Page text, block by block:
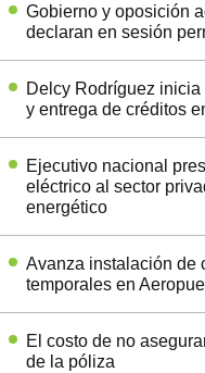
Gobierno y oposición
declaran en sesión
Delcy Rodríguez
y entrega de créditos
Ejecutivo nacional
eléctrico al sector
energético
Avanza instalación de
temporales en
El costo de no
de la póliza